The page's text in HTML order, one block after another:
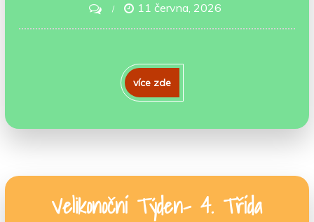
on
Jídelníček
15.06.2026
19.06.2026
11 června, 2026
více zde
Velikonoční Týden- 4. Třída